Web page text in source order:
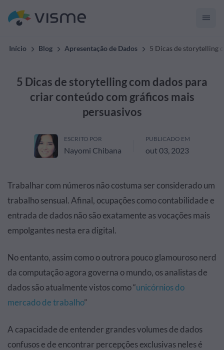
Início Blog Apresentação de Dados 5 Dicas de storytelling
5 Dicas de storytelling com dados para
criar conteúdo com gráficos mais
persuasivos
ESCRITO POR
Nayomi Chibana
PUBLICADO EM
out 03, 2023
Trabalhar com números não costuma ser considerado um
trabalho sensual. Afinal, ocupações como contabilidade e
entrada de dados não são exatamente as vocações mais
empolgantes nesta era digital.
No entanto, assim como o outrora pouco glamouroso nerd
da computação agora governa o mundo, os analistas de
dados são atualmente vistos como “unicórnios do
mercado de trabalho”
A capacidade de entender grandes volumes de dados
confusos e de encontrar percepções exclusivas neles é